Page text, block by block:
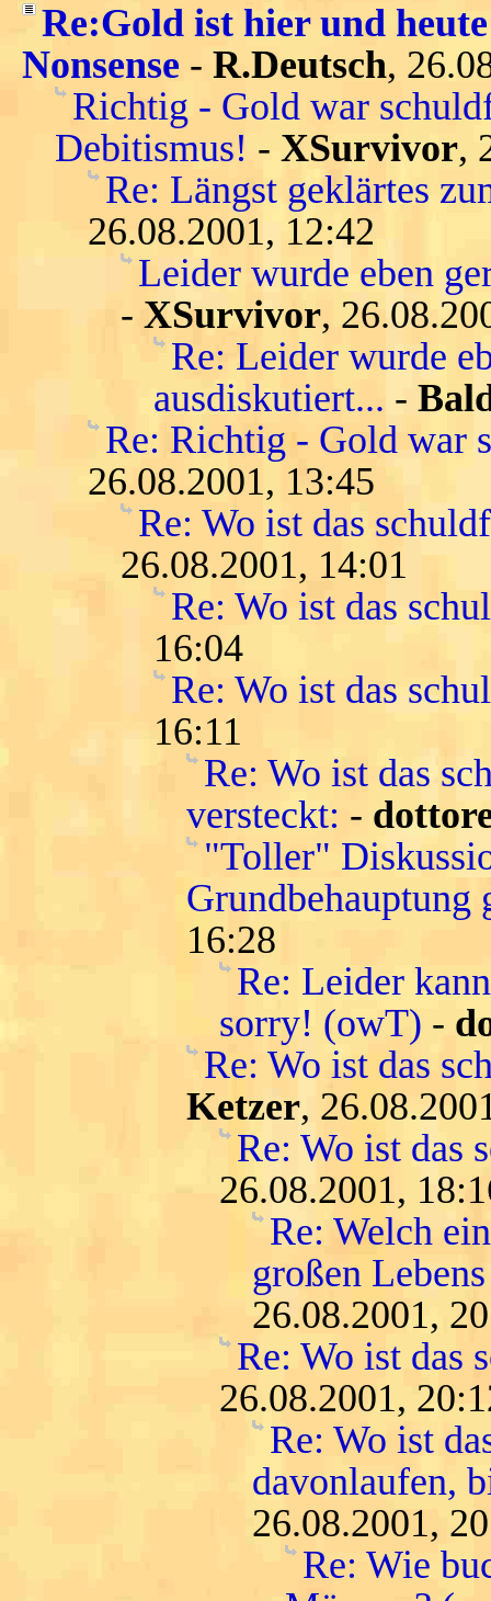
Re:Gold ist hier und
Nonsense - R.Deutsch,
Richtig - Gold war
Debitismus! - XSurvivor,
Re: Längst geklärtes
26.08.2001, 12:42
Leider wurde eben
- XSurvivor,
Re: Leider wurde
ausdiskutiert... -
Re: Richtig - Gold war
26.08.2001, 13:45
Re: Wo ist das
26.08.2001, 14:01
Re: Wo ist das
16:04
Re: Wo ist das
16:11
Re: Wo ist das
versteckt: -
"Toller"
Grundbehauptung
16:28
Re: Leider
sorry! (owT) -
Re: Wo ist das
Ketzer,
Re: Wo ist das
26.08.2001,
Re: Welch
großen
26.08.2001,
Re: Wo ist das
26.08.2001,
Re: Wo ist
davonlaufen,
26.08.2001,
Re: Wie